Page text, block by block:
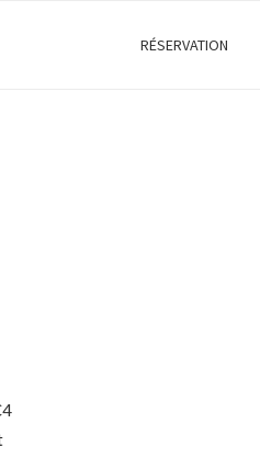
RÉSERVATION